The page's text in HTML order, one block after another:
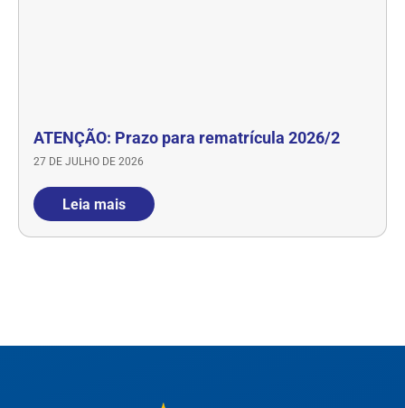
ATENÇÃO: Prazo para rematrícula 2026/2
27 DE JULHO DE 2026
Leia mais